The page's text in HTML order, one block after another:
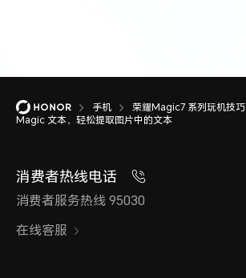
手机
荣耀Magic7 系列玩机技巧
Magic 文本，轻松提取图片中的文本
消费者热线电话
消费者服务热线 95030
在线客服